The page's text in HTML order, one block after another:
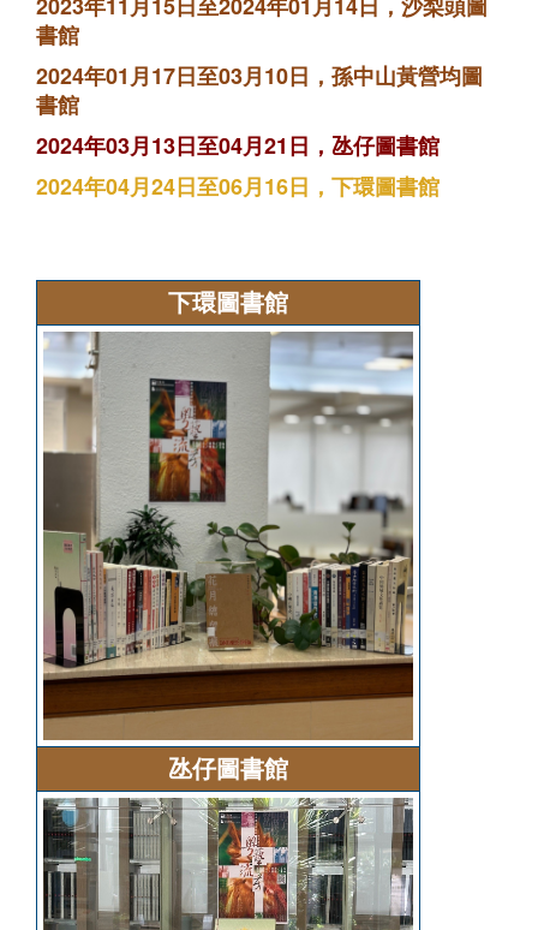
書館
2024年01月17日至03月10日，孫中山黃營均圖
書館
2024年03月13日至04月21日，氹仔圖書館
2024年04月24日至06月16日，下環圖書館
下環圖書館
氹仔圖書館